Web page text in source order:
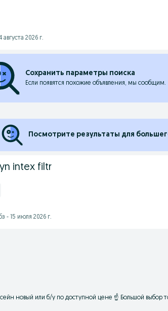
августа 2026 г.
Сохранить параметры поиска
Если появятся похожие объявления, мы сообщим.
Посмотрите результаты для
intex filtr
- 15 июля 2026 г.
новый или б/у по доступной цене ☝ Большой выбор